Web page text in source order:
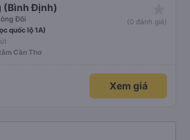
(Bình Định)
Đôi
(0 đánh giá)
quốc lộ 1A)
Cần Thơ
Xem giá